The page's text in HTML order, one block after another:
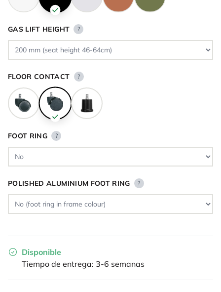
GAS LIFT HEIGHT ?
FLOOR CONTACT ?
FOOT RING ?
POLISHED ALUMINIUM FOOT RING ?
Disponible
Tiempo de entrega: 3-6 semanas